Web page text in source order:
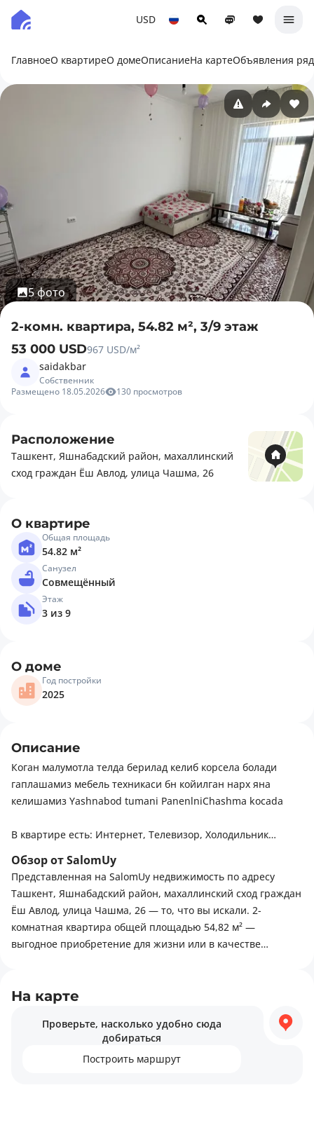
USD
ГлавноеО квартиреО домеОписаниеНа картеОбъявления
5 фото
2-комн. квартира, 54.82 м², 3/9 этаж
53 000 USD967 USD/м²
saidakbar
Собственник
Размещено 18.05.2026
130 просмотров
Расположение
Ташкент, Яшнабадский район, махаллинский
сход граждан Ёш Авлод, улица Чашма, 26
О квартире
Общая площадь
54.82 м²
Санузел
Совмещённый
Этаж
3 из 9
О доме
Год постройки
2025
Описание
Коган малумотла телда берилад келиб корсела болади
гаплашамиз мебель техникаси бн койилган нарх яна
келишамиз Yashnabod tumani PanenlniChashma kocada
В квартире есть: Интернет, Телевизор, Холодильник
Рядом есть: Детская площадка
Обзор от SalomUy
Представленная на SalomUy недвижимость по адресу
Ташкент, Яшнабадский район, махаллинский сход граждан
Ёш Авлод, улица Чашма, 26 — то, что вы искали. 2-
комнатная квартира общей площадью 54,82 м² —
выгодное приобретение для жизни или в качестве
районе есть всё необходимое: торговые центры,
На карте
Проверьте, насколько удобно сюда
добираться
Построить маршрут